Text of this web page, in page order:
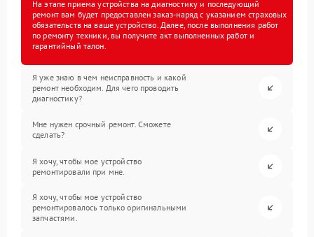
На этапе приема устройства на диагностику и последующий
ремонт вам будет предоставлен заказ-наряд с указанием страховых
обязательств на ваше устройство. Далее, после выполнения работ
по ремонту техники, вы получите акт выполненных работ и
гарантийный талон.
Я уже знаю в чем неисправность и какой
ремонт необходим. Для чего проводить
диагностику?
Мне нужен срочный ремонт. Сможете
сделать?
Я хочу, чтобы мое устройство
ремонтировали при мне.
Я хочу, чтобы мое устройство
ремонтировалось только оригинальными
запчастями.